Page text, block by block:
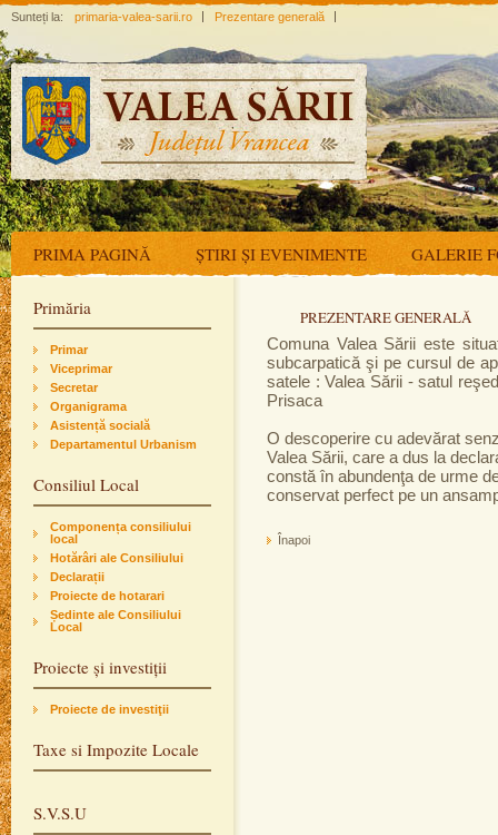
Sunteți la: primaria-valea-sarii.ro Prezentare generală
PRIMA PAGINĂ ȘTIRI ȘI EVENIMENTE GALERIE
Primăria
Primar
Viceprimar
Secretar
Organigrama
Asistență socială
Departamentul Urbanism
Consiliul Local
Componența consiliului
local
Hotărâri ale Consiliului
Declarații
Proiecte de hotarari
Ședinte ale Consiliului
Local
Proiecte și investiții
Proiecte de investiţii
Taxe si Impozite Locale
S.V.S.U
PREZENTARE GENERALĂ
Comuna Valea Sării este
subcarpatică şi pe cursul de
satele : Valea Sării - satul
Prisaca
O descoperire cu adevărat
Valea Sării, care a dus la
constă în abundenţa de urme
conservat perfect pe un
Înapoi